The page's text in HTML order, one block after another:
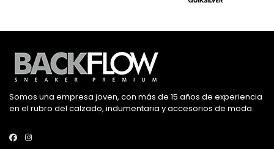
Somos una empresa joven, con más de 15 años de experiencia
en el rubro del calzado, indumentaria y accesorios de moda.